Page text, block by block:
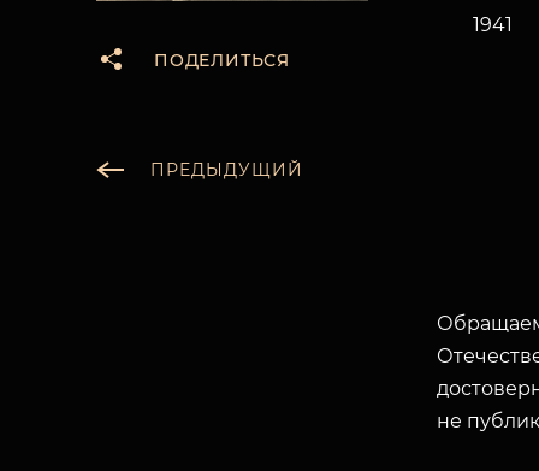
ПОДЕЛИТЬСЯ
1941
ПРЕДЫДУЩИЙ
не